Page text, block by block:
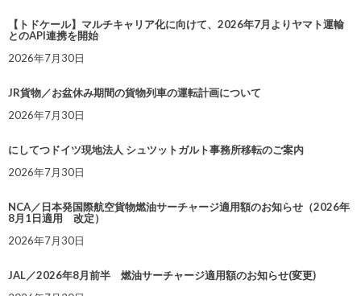
【トドケール】マルチキャリア化に向けて、2026年7月よりヤマト運輸
とのAPI連携を開始
2026年7月30日
JR貨物／お盆休み期間の貨物列車の運転計画について
2026年7月30日
にしてつドイツ現地法人 シュツットガルト事務所移転のご案内
2026年7月30日
NCA／日本発国際航空貨物燃油サーチャージ適用額のお知らせ（2026年
8月1日適用 改定）
2026年7月30日
JAL／2026年8月前半 燃油サーチャージ適用額のお知らせ(変更)